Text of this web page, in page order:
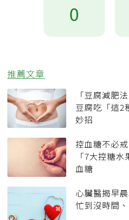
0
推薦文章
「豆腐減肥
豆腐吃「這2
妙招
控血糖不必
「7大控糖
血糖
心臟醫揭早
忙到沒時間